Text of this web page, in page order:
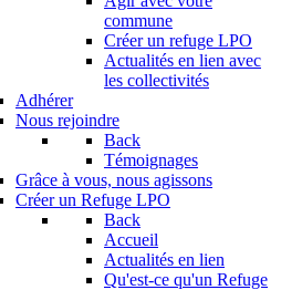
commune
Créer un refuge LPO
Actualités en lien avec
les collectivités
Adhérer
Nous rejoindre
Back
Témoignages
Grâce à vous, nous agissons
Créer un Refuge LPO
Back
Accueil
Actualités en lien
Qu'est-ce qu'un Refuge